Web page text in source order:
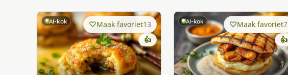
AI-kok Maak favoriet13
👍
AI-kok Maak favoriet7
👍